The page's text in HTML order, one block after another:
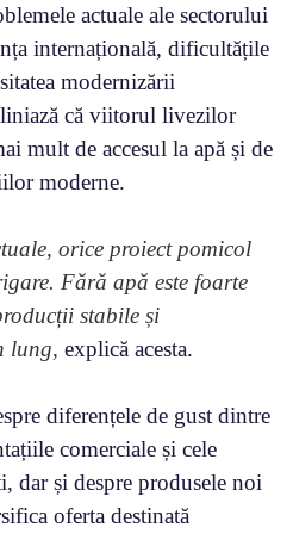
actuale ale sectorului
internațională, dificultățile
modernizării
că viitorul livezilor
mult de accesul la apă și de
moderne.
orice proiect pomicol
Fără apă este foarte
stabile și
lung, explică acesta.
diferențele de gust dintre
comerciale și cele
dar și despre produsele noi
oferta destinată